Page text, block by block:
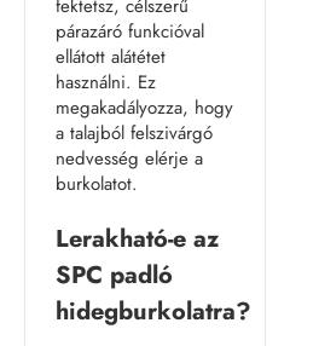
fektetsz, célszerű
párazáró funkcióval
ellátott alátétet
használni. Ez
megakadályozza, hogy
a talajból felszivárgó
nedvesség elérje a
burkolatot.
Lerakható-e az
SPC padló
hidegburkolatra?